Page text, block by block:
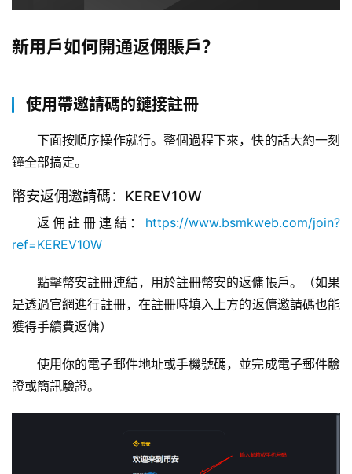
新用戶如何開通返佣賬戶？
使用帶邀請碼的鏈接註冊
下面按順序操作就行。整個過程下來，快的話大約一刻
鐘全部搞定。
幣安返佣邀請碼： KEREV10W
返佣註冊連結： https://www.bsmkweb.com/join?
ref=KEREV10W
點擊幣安註冊連結，用於註冊幣安的返傭帳戶。（如果
是透過官網進行註冊，在註冊時填入上方的返傭邀請碼也能
獲得手續費返傭）
使用你的電子郵件地址或手機號碼，並完成電子郵件驗
證或簡訊驗證。